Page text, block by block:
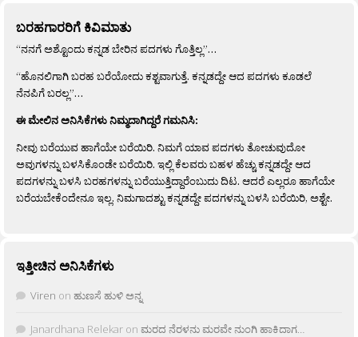
ಬರಹಗಾರರಿಗೆ ಕಿವಿಮಾತು
“ನನಗೆ ಅಶ್ಟೊಂದು ಕನ್ನಡ ಬೇರಿನ ಪದಗಳು ಗೊತ್ತಿಲ್ಲ”…
“ಹೊನಲಿಗಾಗಿ ಬರಹ ಬರೆಯೋದು ಕಶ್ಟವಾಗುತ್ತೆ. ಕನ್ನಡದ್ದೇ ಆದ ಪದಗಳು ಕೂಡಲೆ
ನೆನಪಿಗೆ ಬರಲ್ಲ”…
ಈ ಮೇಲಿನ ಅನಿಸಿಕೆಗಳು ನಿಮ್ಮದಾಗಿದ್ದರೆ ಗಮನಿಸಿ:
ನೀವು ಬರೆಯುವ ಹಾಗೆಯೇ ಬರೆಯಿರಿ. ನಿಮಗೆ ಯಾವ ಪದಗಳು ತೋಚುವುದೋ
ಅವುಗಳನ್ನು ಬಳಸಿಕೊಂಡೇ ಬರೆಯಿರಿ. ಇಲ್ಲಿ ಕೆಲವರು ಬಹಳ ಹೆಚ್ಚು ಕನ್ನಡದ್ದೇ ಆದ
ಪದಗಳನ್ನು ಬಳಸಿ ಬರಹಗಳನ್ನು ಬರೆಯುತ್ತಿದ್ದಾರೆಂಬುದು ದಿಟ. ಆದರೆ ಎಲ್ಲರೂ ಹಾಗೆಯೇ
ಬರೆಯಬೇಕೆಂದೇನೂ ಇಲ್ಲ. ನಿಮಗಾದಶ್ಟು ಕನ್ನಡದ್ದೇ ಪದಗಳನ್ನು ಬಳಸಿ ಬರೆಯಿರಿ, ಅಶ್ಟೇ.
ಇತ್ತೀಚಿನ ಅನಿಸಿಕೆಗಳು
Viren on ಹುಣಸೆ ಹುಳಿ ಅನ್ನ
Janardhana Relekar on ಮರದ ನೆರಳನು ಮರವೇ ನುಂಗಿ ಹಾಕಿದಾಗ…